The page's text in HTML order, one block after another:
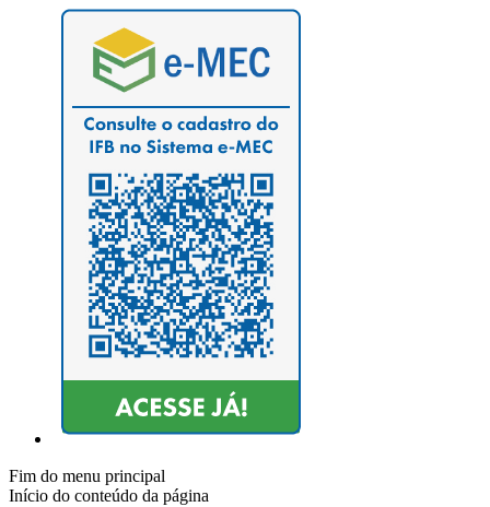
Fim do menu principal
Início do conteúdo da página